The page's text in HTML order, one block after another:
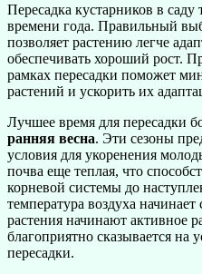
Пересадка кустарников в
времени года. Правильный
позволяет растению легче
обеспечивать хороший рост.
рамках пересадки поможет
растений и ускорить их
Лучшее время для пересадки
ранняя весна. Эти сезоны
условия для укоренения
почва еще теплая, что
корневой системы до
температура воздуха
растения начинают активное
благоприятно сказывается на
пересадки.